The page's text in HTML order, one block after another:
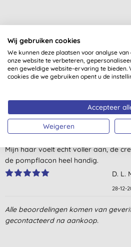
5,0van 5 ( 4
Maakt m'n haar zacht, fijn spul!
L. O.,
Mijn haar voelt echt voller aan, de
de pompflacon heel handig.
D. L.
28-12-
Na het wassen aanbrengen en dan is
valt soepel en mooi in model.
Alle beoordelingen komen van
gecontacteerd na aankoop.
Wij gebruiken cookies
We kunnen deze plaatsen voor analyse
onze website te verbeteren,
een geweldige website-ervaring te bieden.
cookies die we gebruiken opent u de
Accepteer
Weigeren